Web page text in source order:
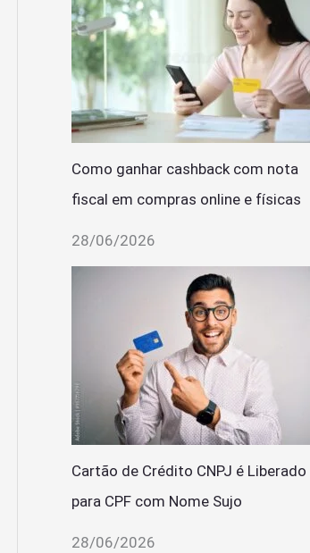
Como ganhar cashback com nota
fiscal em compras online e físicas
28/06/2026
Cartão de Crédito CNPJ é Liberado
para CPF com Nome Sujo
28/06/2026